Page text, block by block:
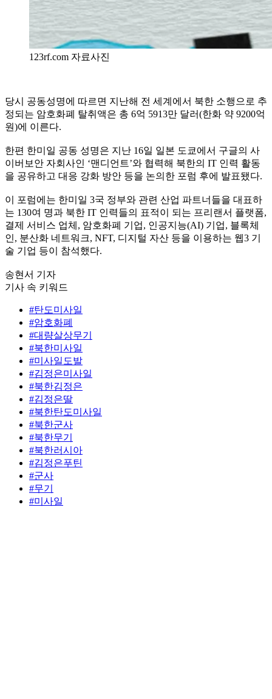
123rf.com 자료사진
당시 공동성명에 따르면 지난해 전 세계에서 북한 소행으로 추
정되는 암호화폐 탈취액은 총 6억 5913만 달러(한화 약 9200억
원)에 이른다.
한편 한미일 공동 성명은 지난 16일 일본 도쿄에서 구글의 사
이버보안 자회사인 ‘맨디언트’와 협력해 북한의 IT 인력 활동
을 공유하고 대응 강화 방안 등을 논의한 포럼 후에 발표됐다.
이 포럼에는 한미일 3국 정부와 관련 산업 파트너들을 대표하
는 130여 명과 북한 IT 인력들의 표적이 되는 프리랜서 플랫폼,
결제 서비스 업체, 암호화폐 기업, 인공지능(AI) 기업, 블록체
인, 분산화 네트워크, NFT, 디지털 자산 등을 이용하는 웹3 기
술 기업 등이 참석했다.
송현서 기자
기사 속 키워드
#탄도미사일
#암호화폐
#대량살상무기
#북한미사일
#미사일도발
#김정은미사일
#북한김정은
#김정은딸
#북한탄도미사일
#북한군사
#북한무기
#북한러시아
#김정은푸틴
#군사
#무기
#미사일